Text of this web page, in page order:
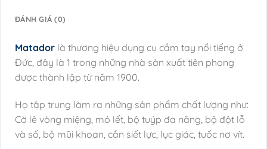
ĐÁNH GIÁ (0)
Matador là thương hiệu dụng cụ cầm tay nổi tiếng ở
Đức, đây là 1 trong những nhà sản xuất tiên phong
được thành lập từ năm 1900.
Họ tập trung làm ra những sản phẩm chất lượng như:
Cờ lê vòng miệng, mỏ lết, bộ tuýp đa năng, bộ đột lỗ
và số, bộ mũi khoan, cần siết lực, lục giác, tuốc nơ vít.